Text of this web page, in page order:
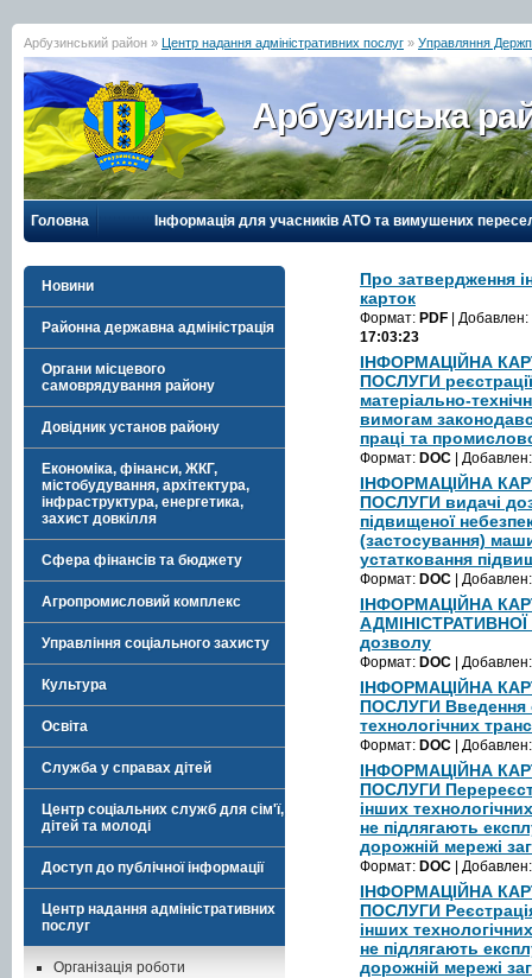
Арбузинський район » Центр надання адміністративних послуг » Управляння
Арбузинська
Головна Інформація для учасників АТО та вимушених
Новини
Районна державна адміністрація
Органи місцевого
самоврядування району
Довідник установ району
Економіка, фінанси, ЖКГ,
містобудування, архітектура,
інфраструктура, енергетика,
захист довкілля
Сфера фінансів та бюджету
Агропромисловий комплекс
Управління соціального захисту
Культура
Освіта
Служба у справах дітей
Центр соціальних служб для сім'ї,
дітей та молоді
Доступ до публічної інформації
Центр надання адміністративних
послуг
Організація роботи
Про затвердження
карток
Формат: PDF | Добавлен:
17:03:23
ІНФОРМАЦІЙНА
ПОСЛУГИ реєстрації
матеріально-
вимогам
праці та
Формат: DOC |
ІНФОРМАЦІЙНА
ПОСЛУГИ видачі
підвищеної
(застосування)
устатковання
Формат: DOC |
ІНФОРМАЦІЙНА
дозволу
Формат: DOC |
ІНФОРМАЦІЙНА
ПОСЛУГИ Введення
технологічних
Формат: DOC |
ІНФОРМАЦІЙНА
ПОСЛУГИ
інших
не підлягають
дорожній мережі
Формат: DOC |
ІНФОРМАЦІЙНА
ПОСЛУГИ
інших
не підлягають
дорожній мережі